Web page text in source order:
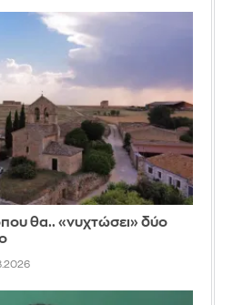
θα.. «νυχτώσει» δύο